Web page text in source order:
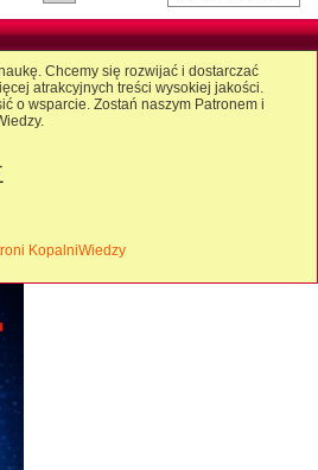
Chcemy się rozwijać i dostarczać
atrakcyjnych treści wysokiej jakości.
o wsparcie. Zostań naszym Patronem i
KopalniWiedzy